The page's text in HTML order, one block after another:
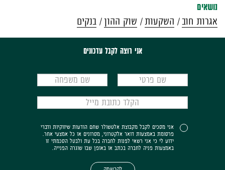
נושאים
אגרות חוב
השקעות שוק ההון בנקים
אני רוצה לקבל עדכונים
אני מסכים לקבל מקבוצת אלטשולר שחם הודעות שיווקיות ודברי
פרסומת באמצעות דואר אלקטרוני, מסרונים או כל אמצעי אחר.
ידוע לי כי אני רשאי לפנות לחברה בכל עת ולבטל הסכמתי זו
באמצעות פניה לחברה בכתב או באופן שבו שוגרה הפנייה.